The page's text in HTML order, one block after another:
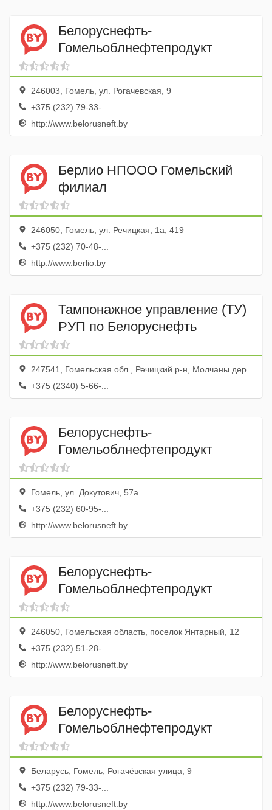
Белоруснефть-
Гомельоблнефтепродукт
246003, Гомель, ул. Рогачевская, 9
+375 (232) 79-33-...
http://www.belorusneft.by
Берлио НПООО Гомельский
филиал
246050, Гомель, ул. Речицкая, 1а, 419
+375 (232) 70-48-...
http://www.berlio.by
Тампонажное управление (ТУ)
РУП по Белоруснефть
247541, Гомельская обл., Речицкий р-н, Молчаны дер.
+375 (2340) 5-66-...
Белоруснефть-
Гомельоблнефтепродукт
Гомель, ул. Докутович, 57а
+375 (232) 60-95-...
http://www.belorusneft.by
Белоруснефть-
Гомельоблнефтепродукт
246050, Гомельская область, поселок Янтарный, 12
+375 (232) 51-28-...
http://www.belorusneft.by
Белоруснефть-
Гомельоблнефтепродукт
Беларусь, Гомель, Рогачёвская улица, 9
+375 (232) 79-33-...
http://www.belorusneft.by